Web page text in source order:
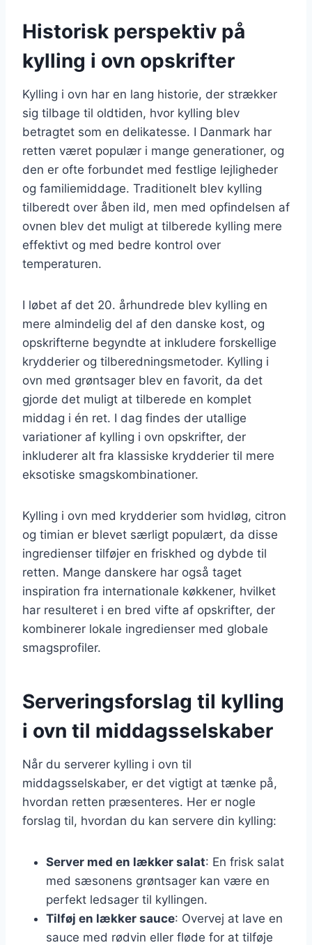
Historisk perspektiv på
kylling i ovn opskrifter
Kylling i ovn har en lang historie, der strækker
sig tilbage til oldtiden, hvor kylling blev
betragtet som en delikatesse. I Danmark har
retten været populær i mange generationer, og
den er ofte forbundet med festlige lejligheder
og familiemiddage. Traditionelt blev kylling
tilberedt over åben ild, men med opfindelsen af
ovnen blev det muligt at tilberede kylling mere
effektivt og med bedre kontrol over
temperaturen.
I løbet af det 20. århundrede blev kylling en
mere almindelig del af den danske kost, og
opskrifterne begyndte at inkludere forskellige
krydderier og tilberedningsmetoder. Kylling i
ovn med grøntsager blev en favorit, da det
gjorde det muligt at tilberede en komplet
middag i én ret. I dag findes der utallige
variationer af kylling i ovn opskrifter, der
inkluderer alt fra klassiske krydderier til mere
eksotiske smagskombinationer.
Kylling i ovn med krydderier som hvidløg, citron
og timian er blevet særligt populært, da disse
ingredienser tilføjer en friskhed og dybde til
retten. Mange danskere har også taget
inspiration fra internationale køkkener, hvilket
har resulteret i en bred vifte af opskrifter, der
kombinerer lokale ingredienser med globale
smagsprofiler.
Serveringsforslag til kylling
i ovn til middagsselskaber
Når du serverer kylling i ovn til
middagsselskaber, er det vigtigt at tænke på,
hvordan retten præsenteres. Her er nogle
forslag til, hvordan du kan servere din kylling:
Server med en lækker salat: En frisk salat
med sæsonens grøntsager kan være en
perfekt ledsager til kyllingen.
Tilføj en lækker sauce: Overvej at lave en
sauce med rødvin eller fløde for at tilføje